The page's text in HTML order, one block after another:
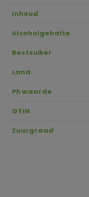
Inhoud
Alcoholgehalte
Restsuiker
Land
Ph waarde
GTIN
Zuurgraad